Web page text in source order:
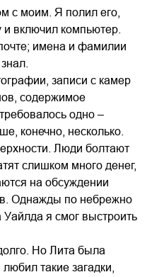
с моим. Я полил его,
включил компьютер.
имена и фамилии
записи с камер
содержимое
одно –
конечно, несколько.
Люди болтают
слишком много денег,
на обсуждении
Однажды по небрежно
я смог выстроить
Но Лита была
такие загадки,